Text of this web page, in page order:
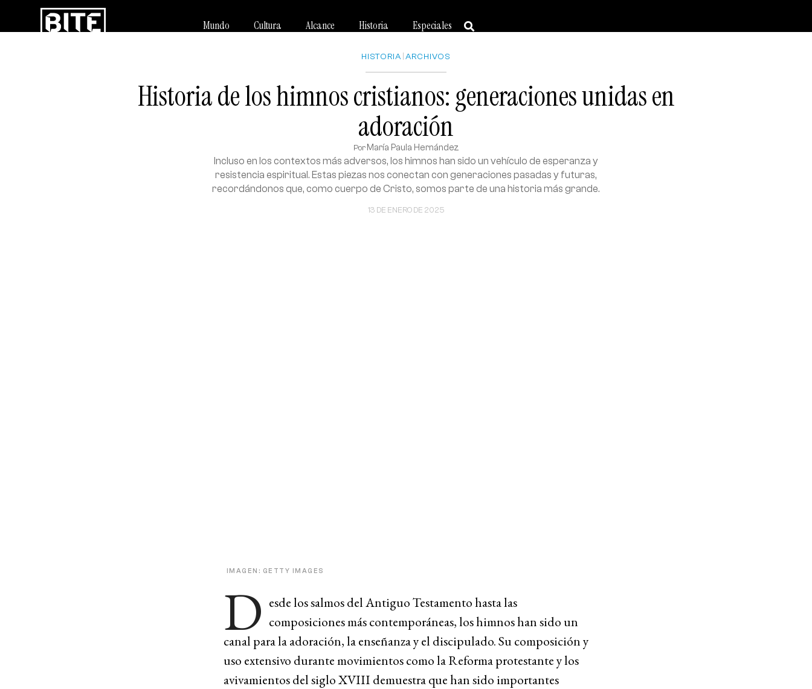
Mundo Cultura Alcance Historia Especiales
HISTORIA ARCHIVOS
Historia de los himnos cristianos: generaciones unidas en
adoración
Por María Paula Hernández
13 DE ENERO DE 2025
Incluso en los contextos más adversos, los himnos han sido un vehículo de esperanza y
resistencia espiritual. Estas piezas nos conectan con generaciones pasadas y futuras,
recordándonos que, como cuerpo de Cristo, somos parte de una historia más grande.
IMAGEN: GETTY IMAGES
D esde los salmos del Antiguo Testamento hasta las
composiciones más contemporáneas, los himnos han sido un
canal para la adoración, la enseñanza y el discipulado. Su composición y
uso extensivo durante movimientos como la Reforma protestante y los
avivamientos del siglo XVIII demuestra que han sido importantes